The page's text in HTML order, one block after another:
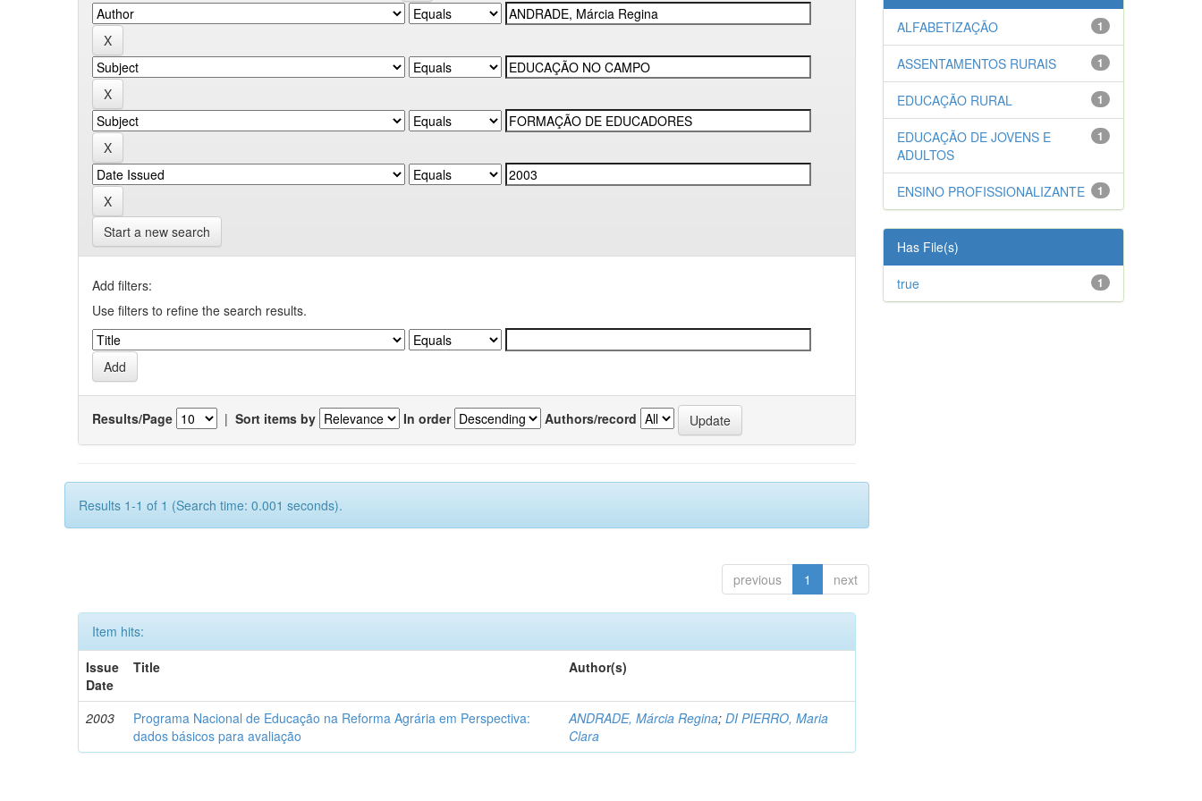
Start a new search
Add filters:
Use filters to refine the search results.
Results/Page | Sort items by In order Authors/record
Results 1-1 of 1 (Search time: 0.001 seconds).
previous 1 next
Item hits:
Issue
Date
Title Author(s)
2003
Programa Nacional de Educação na Reforma Agrária em Perspectiva:
dados básicos para avaliação
ANDRADE, Márcia Regina; DI PIERRO, Maria
Clara
1
ALFABETIZAÇÃO
1
ASSENTAMENTOS RURAIS
1
EDUCAÇÃO RURAL
1
EDUCAÇÃO DE JOVENS E
ADULTOS
1
ENSINO PROFISSIONALIZANTE
Has File(s)
1
true